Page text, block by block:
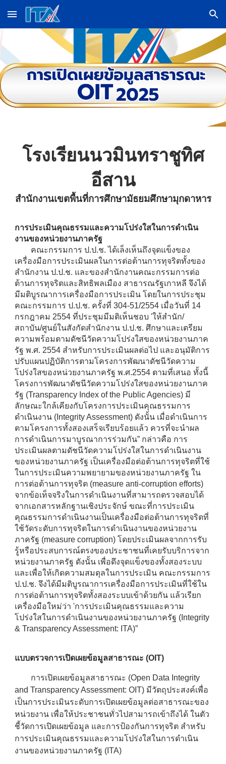
Skip to main content Skip to navigation
โรงเรียนนวมินทราชูทิศ
อีสาน
สำนักงานเขตพื้นที่การศึกษามัธยมศึกษามุกดาหาร
การประเมินคุณธรรมและความโปร่งใสในการดำเนิน
งานของหน่วยงานภาครัฐ
คณะกรรมการ ป.ป.ช. ได้เล็งเห็นถึงจุดแข็งของ
เครื่องมือการประเมินผลในการต่อต้านการทุจริตทั้งของ
สำนักงาน ป.ป.ช. และของสำนักงานคณะกรรมการต่อ
ต้านการทุจริตและสิทธิพลเมือง สาธารณรัฐเกาหลี จึงได้
มีมติบูรณาการเครื่องมือการประเมิน โดยในการประชุม
คณะกรรมการ ป.ป.ช. ครั้งที่ 304-51/2554 เมื่อวันที่ 14
กรกฎาคม 2554 ที่ประชุมมีมติเห็นชอบ 'ให้สำนัก/
สถาบัน/ศูนย์ในสังกัดสำนักงาน ป.ป.ช. ศึกษาและเตรียม
ความพร้อมตามดัชนีวัดความโปร่งใสของหน่วยงานภาค
รัฐ พ.ศ. 2554 สำหรับการประเมินผลต่อไป และอนุมัติการ
ปรับแผนปฏิบัติการตามโครงการพัฒนาดัชนีวัดความ
โปร่งใสของหน่วยงานภาครัฐ พ.ศ.2554 ตามที่เสนอ ทั้งนี้
โครงการพัฒนาดัชนีวัดความโปร่งใสของหน่วยงานภาค
รัฐ (Transparency Index of the Public Agencies) มี
ลักษณะใกล้เคียงกับโครงการประเมินคุณธรรมการ
ดำเนินงาน (Integrity Assessment) ดังนั้น เมื่อดำเนินการ
ตามโครงการทั้งสองเสร็จเรียบร้อยแล้ว ควรที่จะนำผล
การดำเนินการมาบูรณาการร่วมกัน” กล่าวคือ การ
ประเมินผลตามดัชนีวัดความโปร่งใสในการดำเนินงาน
ของหน่วยงานภาครัฐ เป็นเครื่องมือต่อต้านการทุจริตที่ใช้
ในการประเมินความพยายามของหน่วยงานภาครัฐ ใน
การต่อต้านการทุจริต (measure anti-corruption efforts)
จากข้อเท็จจริงในการดำเนินงานที่สามารถตรวจสอบได้
จากเอกสารหลักฐานเชิงประจักษ์ ขณะที่การประเมิน
คุณธรรมการดำเนินงานเป็นเครื่องมือต่อต้านการทุจริตที่
ใช้วัดระดับการทุจริตในการดำเนินงานของหน่วยงาน
ภาครัฐ (measure corruption) โดยประเมินผลจากการรับ
รู้หรือประสบการณ์ตรงของประชาชนที่เคยรับบริการจาก
หน่วยงานภาครัฐ ดังนั้น เพื่อดึงจุดแข็งของทั้งสองระบบ
และเพื่อให้เกิดความสมดุลในการประเมิน คณะกรรมการ
ป.ป.ช. จึงได้มีมติบูรณาการเครื่องมือการประเมินที่ใช้ใน
การต่อต้านการทุจริตทั้งสองระบบเข้าด้วยกัน แล้วเรียก
เครื่องมือใหม่ว่า 'การประเมินคุณธรรมและความ
โปร่งใสในการดำเนินงานของหน่วยงานภาครัฐ (Integrity
& Transparency Assessment: ITA)”
แบบตรวจการเปิดเผยข้อมูลสาธารณะ (OIT)
การเปิดเผยข้อมูลสาธารณะ (Open Data Integrity
and Transparency Assessment: OIT) มีวัตถุประสงค์เพื่อ
เป็นการประเมินระดับการเปิดเผยข้อมูลต่อสาธารณะของ
หน่วยงาน เพื่อให้ประชาชนทั่วไปสามารถเข้าถึงได้ ในตัว
ชี้วัดการเปิดเผยข้อมูล และการป้องกันการทุจริต สำหรับ
การประเมินคุณธรรมและความโปร่งใสในการดำเนิน
งานของหน่วยงานภาครัฐ (ITA)